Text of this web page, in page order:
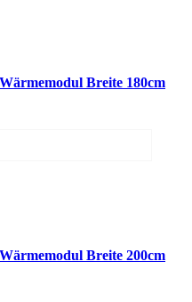
Breite 180cm
Breite 200cm